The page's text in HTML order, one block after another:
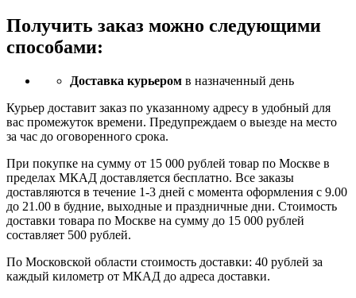
Получить заказ можно следующими
способами:
Доставка курьером в назначенный день
Курьер доставит заказ по указанному адресу в удобный для
вас промежуток времени. Предупреждаем о выезде на место
за час до оговоренного срока.
При покупке на сумму от 15 000 рублей товар по Москве в
пределах МКАД доставляется бесплатно. Все заказы
доставляются в течение 1-3 дней с момента оформления с 9.00
до 21.00 в будние, выходные и праздничные дни. Стоимость
доставки товара по Москве на сумму до 15 000 рублей
составляет 500 рублей.
По Московской области стоимость доставки: 40 рублей за
каждый километр от МКАД до адреса доставки.